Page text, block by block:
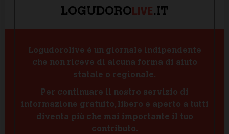
LOGUDOROLIVE.IT
Logudorolive è un giornale indipendente
che non riceve di alcuna forma di aiuto
statale o regionale.
Per continuare il nostro servizio di
informazione gratuito, libero e aperto a tutti
diventa più che mai importante il tuo
contributo.